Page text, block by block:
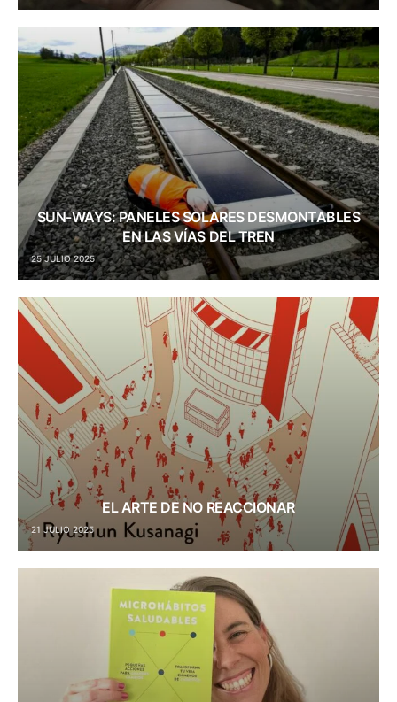
SUN-WAYS: PANELES SOLARES DESMONTABLES
EN LAS VÍAS DEL TREN
25 JULIO 2025
EL ARTE DE NO REACCIONAR
21 JULIO 2025